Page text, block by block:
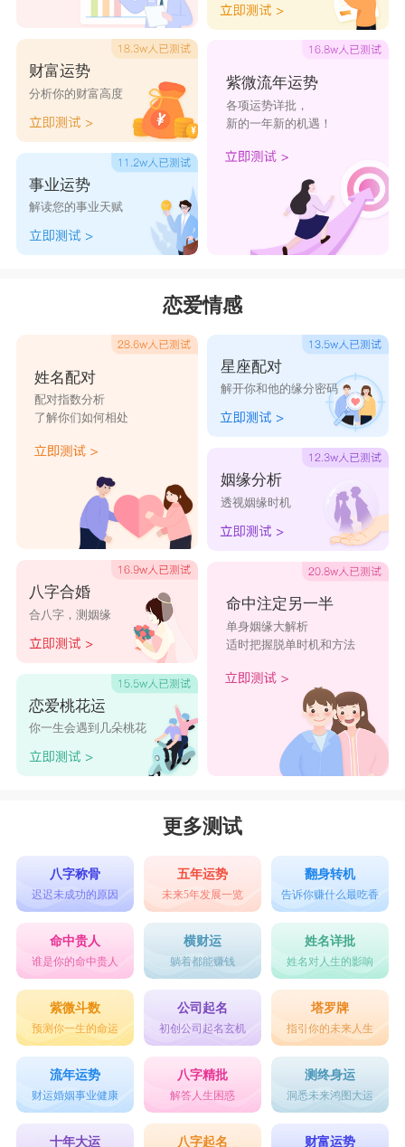
财富运势
分析你的财富高度
事业运势
解读您的事业天赋
紫微流年运势
各项运势详批，
新的一年新的机遇！
恋爱情感
姓名配对
配对指数分析
了解你们如何相处
八字合婚
合八字，测姻缘
恋爱桃花运
你一生会遇到几朵桃花
星座配对
解开你和他的缘分密码
姻缘分析
透视姻缘时机
命中注定另一半
单身姻缘大解析
适时把握脱单时机和方法
更多测试
八字称骨
迟迟未成功的原因
五年运势
未来5年发展一览
翻身转机
告诉你赚什么最吃香
命中贵人
谁是你的命中贵人
横财运
躺着都能赚钱
姓名详批
姓名对人生的影响
紫微斗数
预测你一生的命运
公司起名
初创公司起名玄机
塔罗牌
指引你的未来人生
流年运势
财运婚姻事业健康
八字精批
解答人生困惑
测终身运
洞悉未来鸿图大运
十年大运 八字起名 财富运势